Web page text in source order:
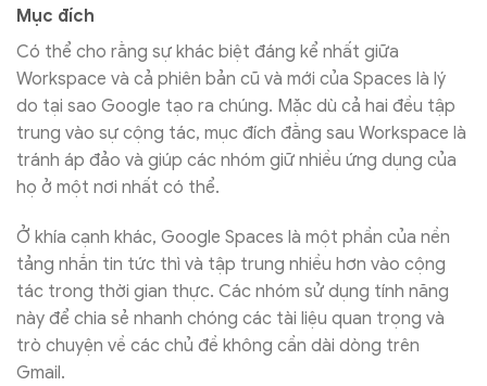
Mục đích
Có thể cho rằng sự khác biệt đáng kể nhất giữa
Workspace và cả phiên bản cũ và mới của Spaces là lý
do tại sao Google tạo ra chúng. Mặc dù cả hai đều tập
trung vào sự cộng tác, mục đích đằng sau Workspace là
tránh áp đảo và giúp các nhóm giữ nhiều ứng dụng của
họ ở một nơi nhất có thể.
Ở khía cạnh khác, Google Spaces là một phần của nền
tảng nhắn tin tức thì và tập trung nhiều hơn vào cộng
tác trong thời gian thực. Các nhóm sử dụng tính năng
này để chia sẻ nhanh chóng các tài liệu quan trọng và
trò chuyện về các chủ đề không cần dài dòng trên
Gmail.